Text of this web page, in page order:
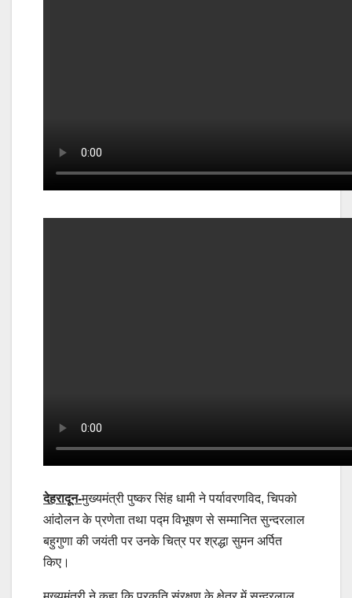
देहरादून-मुख्यमंत्री पुष्कर सिंह धामी ने पर्यावरणविद, चिपको
आंदोलन के प्रणेता तथा पद्म विभूषण से सम्मानित सुन्दरलाल
बहुगुणा की जयंती पर उनके चित्र पर श्रद्धा सुमन अर्पित
किए।